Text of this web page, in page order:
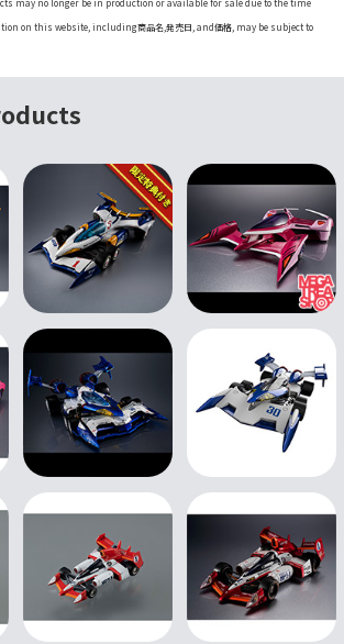
may no longer be in production or available for sale due to the time
on this website, including商品名,発売日, and価格, may be subject to